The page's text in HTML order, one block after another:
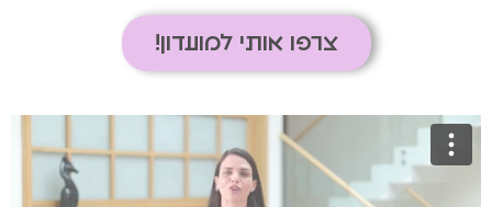
צרפו אותי למועדון!